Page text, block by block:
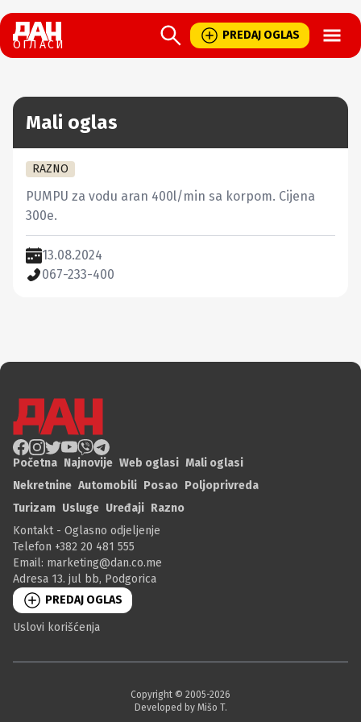
ОГЛАСИ
PREDAJ OGLAS
Mali oglas
RAZNO
PUMPU za vodu aran 400l/min sa korpom. Cijena
300e.
13.08.2024
067-233-400
Početna Najnovije Web oglasi Mali oglasi
Nekretnine Automobili Posao Poljoprivreda
Turizam Usluge Uređaji Razno
Kontakt - Oglasno odjeljenje
Telefon +382 20 481 555
Email: marketing@dan.co.me
Adresa 13. jul bb, Podgorica
PREDAJ OGLAS
Uslovi korišćenja
Copyright © 2005-2026
Developed by Mišo T.